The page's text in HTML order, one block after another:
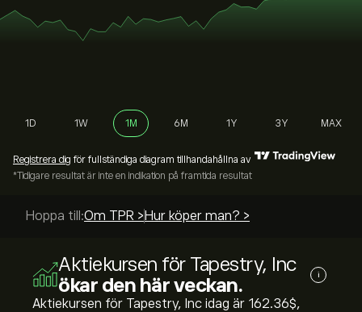
1D 1W 1M 6M 1Y 3Y MAX
Registrera dig för fullständiga diagram tillhandahållna av
*Tidigare resultat är inte en indikation på framtida resultat
Hoppa till:Om TPR > Hur köper man? >
Aktiekursen för Tapestry, Inc
ökar den här veckan.
i
Aktiekursen för Tapestry, Inc idag är 162.36‎$‎,